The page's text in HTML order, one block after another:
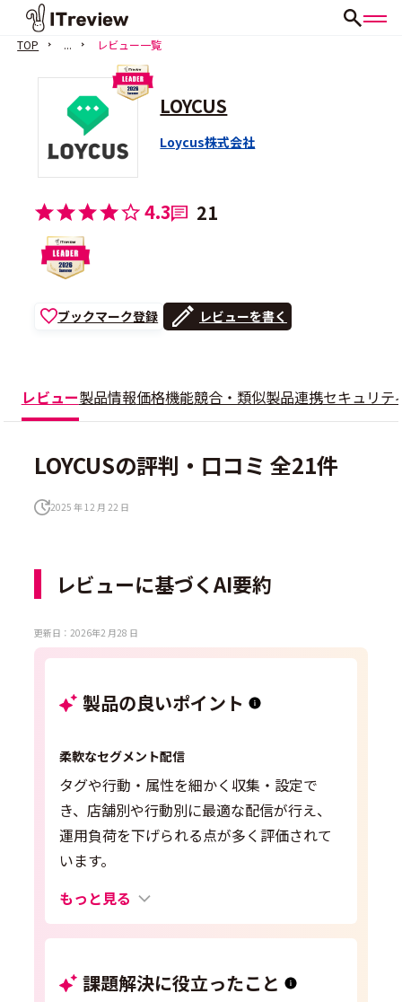
TOP ... レビュー一覧
LOYCUS
Loycus株式会社
4.3 21
ブックマーク登録 レビューを書く
レビュー製品情報価格機能競合・類似製品連携セキュリテ
LOYCUSの評判・口コミ 全21件
2025 年 12 月 22 日
レビューに基づくAI要約
更新日：2026年2 月28 日
製品の良いポイント
柔軟なセグメント配信
タグや行動・属性を細かく収集・設定で
き、店舗別や行動別に最適な配信が行え、
運用負荷を下げられる点が多く評価されて
います。
もっと見る
課題解決に役立ったこと